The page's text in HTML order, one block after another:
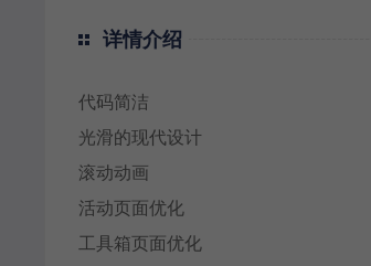
详情介绍
代码简洁
光滑的现代设计
滚动动画
活动页面优化
工具箱页面优化